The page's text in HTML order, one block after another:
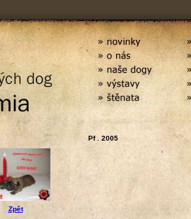
Pf . 2005
Zpět